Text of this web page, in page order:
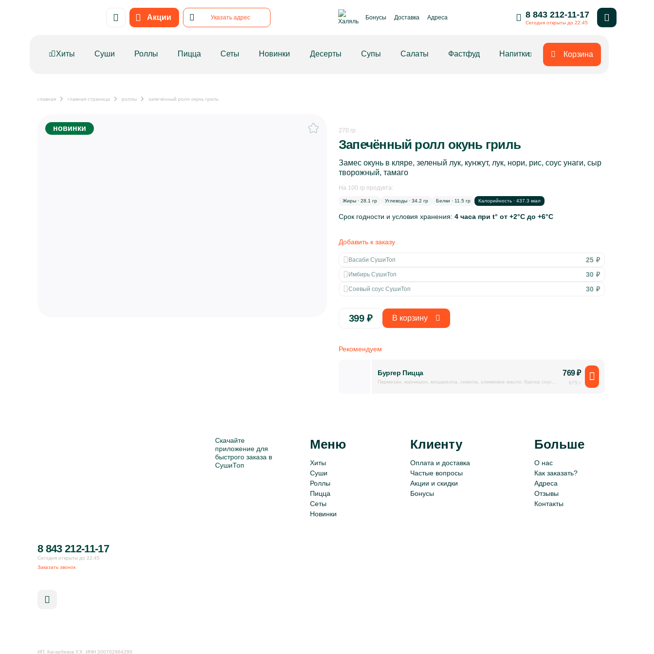
Акции
Указать адрес Бонусы Доставка Адреса 8 843 212-11-17
Сегодня открыты до 22:45
Хиты Суши Роллы Пицца Сеты Новинки Десерты Супы Салаты Фастфуд Напитки Корзина
главная главная страница роллы запечённый ролл окунь гриль
новинки 270 гр
Запечённый ролл окунь гриль
Замес окунь в кляре, зеленый лук, кунжут, лук, нори, рис, соус унаги, сыр
творожный, тамаго
На 100 гр продукта:
Жиры · 28.1 гр Углеводы · 34.2 гр Белки · 11.5 гр Калорийность · 437.3 ккал
Срок годности и условия хранения: 4 часа при t° от +2°С до +6°С
Добавить к заказу
Васаби СушиТоп 25 ₽
Имбирь СушиТоп 30 ₽
Соевый соус СушиТоп 30 ₽
399 ₽ В корзину
Рекомендуем
Бургер Пицца
Пармезан, корнишон, моцарелла, семола, оливковое масло, бургер соус,
769₽
675 г
8 843 212-11-17
Сегодня открыты до 22:45
Заказать звонок
Скачайте
приложение для
быстрого заказа в
СушиТоп
Меню
Хиты
Суши
Роллы
Пицца
Сеты
Новинки
Клиенту
Оплата и доставка
Частые вопросы
Акции и скидки
Бонусы
Больше
О нас
Как заказать?
Адреса
Отзывы
Контакты
ИП. Кагарбеков У.Х. ИНН 200702964280